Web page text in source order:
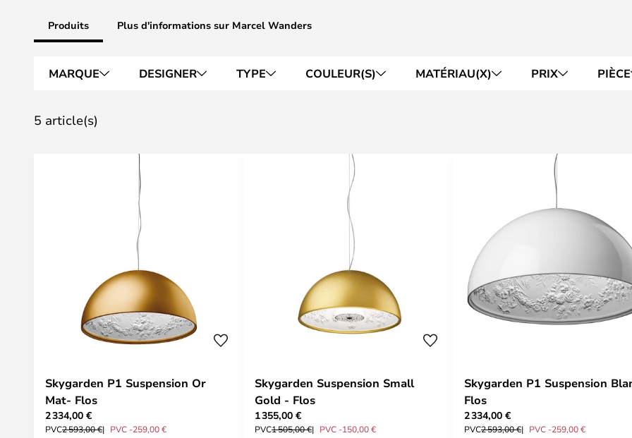
Produits Plus d'informations sur Marcel Wanders
MARQUE DESIGNER TYPE COULEUR(S) MATÉRIAU(X) PRIX PIÈCE
5 article(s)
Skygarden P1 Suspension Or
Mat- Flos
2 334,00 €
PVC2 593,00 € PVC -259,00 €
Skygarden Suspension Small
Gold - Flos
1 355,00 €
PVC1 505,00 € PVC -150,00 €
Skygarden P1 Suspension
Flos
2 334,00 €
PVC2 593,00 € PVC -259,00 €